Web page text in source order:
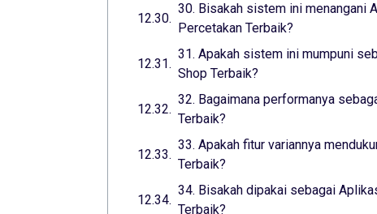
30. Bisakah sistem ini menangani
Percetakan Terbaik?
31. Apakah sistem ini mumpuni
Shop Terbaik?
32. Bagaimana performanya
Terbaik?
33. Apakah fitur variannya
Terbaik?
34. Bisakah dipakai sebagai
Terbaik?